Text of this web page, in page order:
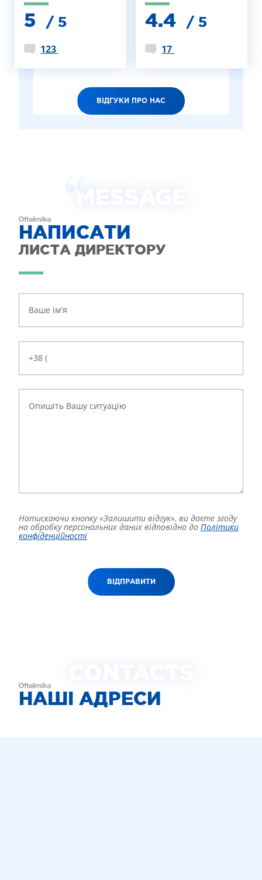
5 / 5
123
4.4 / 5
17
ВІДГУКИ ПРО НАС
НАПИСАТИ
ЛИСТА ДИРЕКТОРУ
Натискаючи кнопку «Залишити відгук», ви даєте згоду
на обробку персональних даних відповідно до Політики
конфіденційності
ВІДПРАВИТИ
НАШІ АДРЕСИ